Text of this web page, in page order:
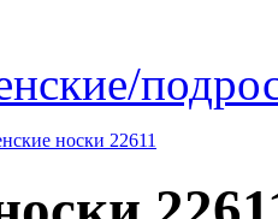
носки 22611